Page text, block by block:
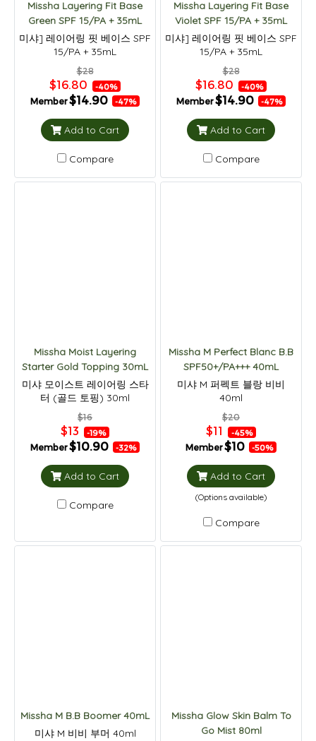
Missha Layering Fit Base
Green SPF 15/PA + 35mL
미샤] 레이어링 핏 베이스 SPF
15/PA + 35mL
$28
$16.80 -40%
Member$14.90 -47%
Add to Cart
Compare
Missha Layering Fit Base
Violet SPF 15/PA + 35mL
미샤] 레이어링 핏 베이스 SPF
15/PA + 35mL
$28
$16.80 -40%
Member$14.90 -47%
Add to Cart
Compare
Missha Moist Layering
Starter Gold Topping 30mL
미샤 모이스트 레이어링 스타
터 (골드 토핑) 30ml
$16
$13 -19%
Member$10.90 -32%
Add to Cart
Compare
Missha M Perfect Blanc B.B
SPF50+/PA+++ 40mL
미샤 M 퍼펙트 블랑 비비
40ml
$20
$11 -45%
Member$10 -50%
Add to Cart
(Options available)
Compare
Missha M B.B Boomer 40mL
미샤 M 비비 부머 40ml
Missha Glow Skin Balm To
Go Mist 80ml